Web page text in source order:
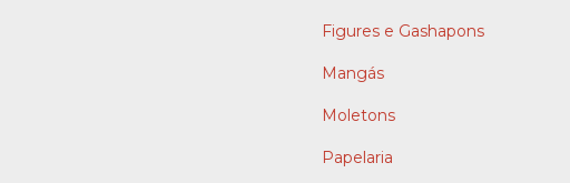
Figures e Gashapons
Mangás
Moletons
Papelaria